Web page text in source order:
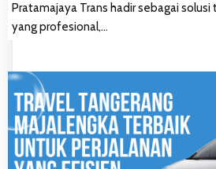
Pratamajaya Trans hadir sebagai
yang profesional,…